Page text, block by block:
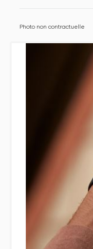
Photo non contractuelle